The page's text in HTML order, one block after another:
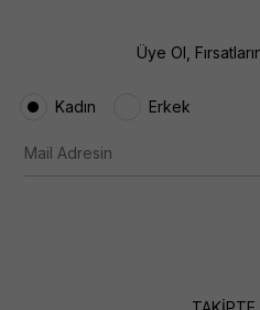
Üye Ol,
Kadın Erkek